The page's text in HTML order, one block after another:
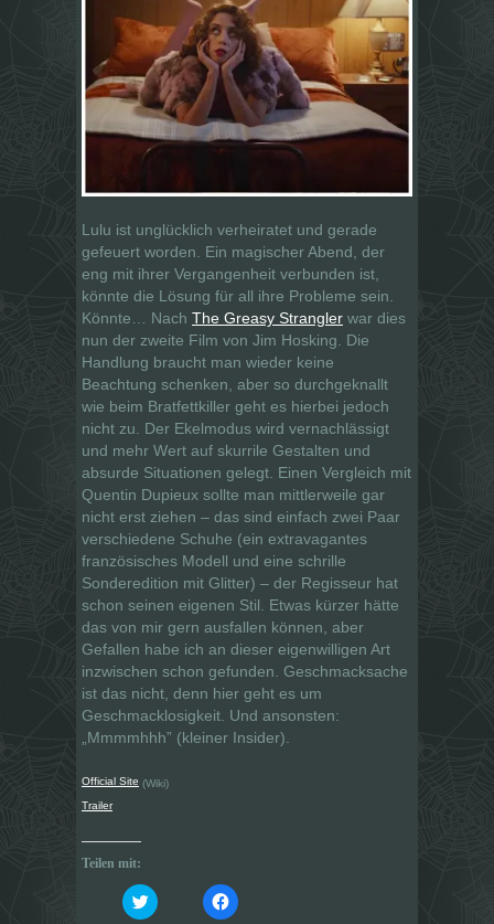
Lulu ist unglücklich verheiratet und gerade
gefeuert worden. Ein magischer Abend, der
eng mit ihrer Vergangenheit verbunden ist,
könnte die Lösung für all ihre Probleme sein.
Könnte… Nach The Greasy Strangler war dies
nun der zweite Film von Jim Hosking. Die
Handlung braucht man wieder keine
Beachtung schenken, aber so durchgeknallt
wie beim Bratfettkiller geht es hierbei jedoch
nicht zu. Der Ekelmodus wird vernachlässigt
und mehr Wert auf skurrile Gestalten und
absurde Situationen gelegt. Einen Vergleich mit
Quentin Dupieux sollte man mittlerweile gar
nicht erst ziehen – das sind einfach zwei Paar
verschiedene Schuhe (ein extravagantes
französisches Modell und eine schrille
Sonderedition mit Glitter) – der Regisseur hat
schon seinen eigenen Stil. Etwas kürzer hätte
das von mir gern ausfallen können, aber
Gefallen habe ich an dieser eigenwilligen Art
inzwischen schon gefunden. Geschmacksache
ist das nicht, denn hier geht es um
Geschmacklosigkeit. Und ansonsten:
„Mmmmhhh” (kleiner Insider).
Official Site (Wiki)
Trailer
Teilen mit:
K
l
K
l